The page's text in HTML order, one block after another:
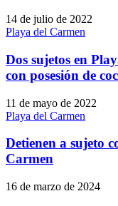
14 de julio de 2022
Playa del Carmen
Dos sujetos en
con posesión de
11 de mayo de 2022
Playa del Carmen
Detienen a sujeto
Carmen
16 de marzo de 2024